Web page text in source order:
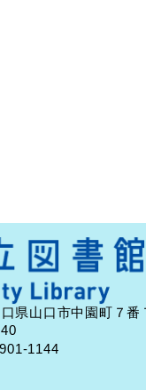
口県山口市中園町７番
1144